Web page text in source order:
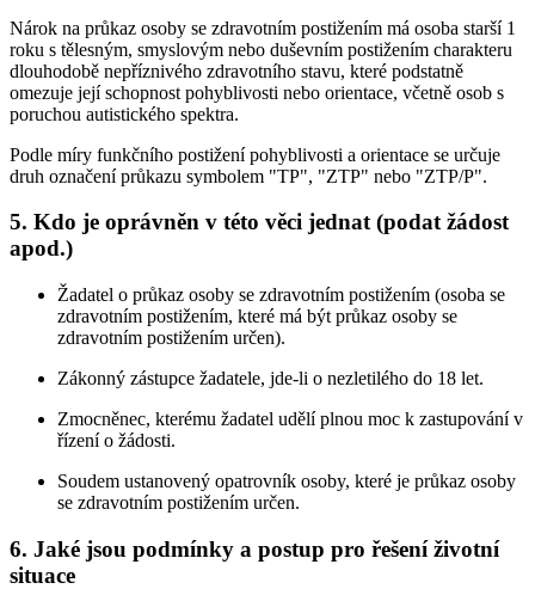
Nárok na průkaz osoby se zdravotním postižením má osoba starší 1
roku s tělesným, smyslovým nebo duševním postižením charakteru
dlouhodobě nepříznivého zdravotního stavu, které podstatně
omezuje její schopnost pohyblivosti nebo orientace, včetně osob s
poruchou autistického spektra.
Podle míry funkčního postižení pohyblivosti a orientace se určuje
druh označení průkazu symbolem "TP", "ZTP" nebo "ZTP/P".
5. Kdo je oprávněn v této věci jednat (podat žádost
apod.)
Žadatel o průkaz osoby se zdravotním postižením (osoba se
zdravotním postižením, které má být průkaz osoby se
zdravotním postižením určen).
Zákonný zástupce žadatele, jde-li o nezletilého do 18 let.
Zmocněnec, kterému žadatel udělí plnou moc k zastupování v
řízení o žádosti.
Soudem ustanovený opatrovník osoby, které je průkaz osoby
se zdravotním postižením určen.
6. Jaké jsou podmínky a postup pro řešení životní
situace